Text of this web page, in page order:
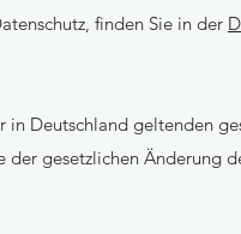
finden Sie in der
Deutschland geltenden
der gesetzlichen Änderung